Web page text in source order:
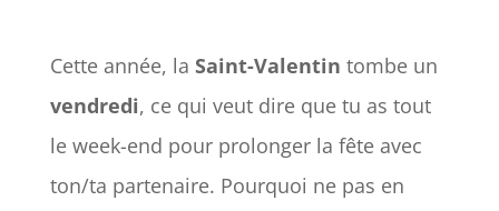
Cette année, la Saint-Valentin tombe un
vendredi, ce qui veut dire que tu as tout
le week-end pour prolonger la fête avec
ton/ta partenaire. Pourquoi ne pas en